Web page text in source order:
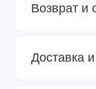
Возврат и
Доставка